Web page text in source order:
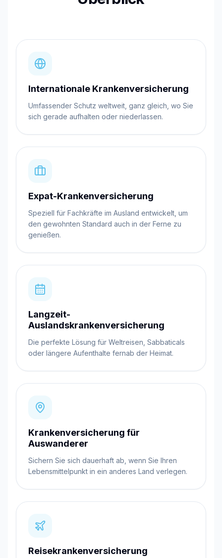
Internationale Krankenversicherung
Umfassender Schutz weltweit, ganz gleich, wo Sie
sich gerade aufhalten oder niederlassen.
Expat-Krankenversicherung
Speziell für Fachkräfte im Ausland entwickelt, um
den gewohnten Standard auch in der Ferne zu
genießen.
Langzeit-
Auslandskrankenversicherung
Die perfekte Lösung für Weltreisen, Sabbaticals
oder längere Aufenthalte fernab der Heimat.
Krankenversicherung für
Auswanderer
Sichern Sie sich dauerhaft ab, wenn Sie Ihren
Lebensmittelpunkt in ein anderes Land verlegen.
Reisekrankenversicherung